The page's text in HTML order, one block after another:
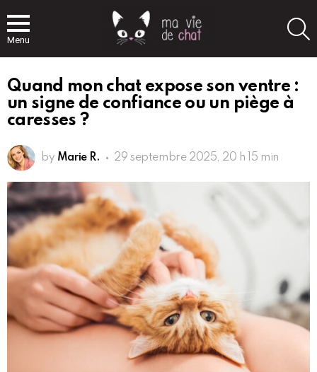
Menu
Quand mon chat expose son ventre :
un signe de confiance ou un piège à
caresses ?
by Marie R. 29 septembre 2025, 20 h 15 min